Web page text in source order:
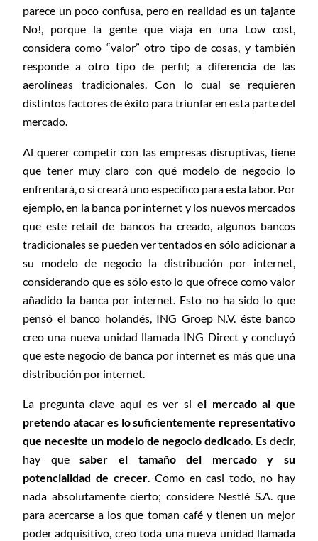
parece un poco confusa, pero en realidad es un tajante
No!, porque la gente que viaja en una Low cost,
considera como “valor” otro tipo de cosas, y también
responde a otro tipo de perfil; a diferencia de las
aerolíneas tradicionales. Con lo cual se requieren
distintos factores de éxito para triunfar en esta parte del
mercado.
Al querer competir con las empresas disruptivas, tiene
que tener muy claro con qué modelo de negocio lo
enfrentará, o si creará uno específico para esta labor. Por
ejemplo, en la banca por internet y los nuevos mercados
que este retail de bancos ha creado, algunos bancos
tradicionales se pueden ver tentados en sólo adicionar a
su modelo de negocio la distribución por internet,
considerando que es sólo esto lo que ofrece como valor
añadido la banca por internet. Esto no ha sido lo que
pensó el banco holandés, ING Groep N.V. éste banco
creo una nueva unidad llamada ING Direct y concluyó
que este negocio de banca por internet es más que una
distribución por internet.
La pregunta clave aquí es ver si el mercado al que
pretendo atacar es lo suficientemente representativo
que necesite un modelo de negocio dedicado. Es decir,
hay quesaber el tamaño del mercado y su
potencialidad de crecer. Como en casi todo, no hay
nada absolutamente cierto; considere Nestlé S.A. que
para acercarse a los que toman café y tienen un mejor
poder adquisitivo, creo toda una nueva unidad llamada